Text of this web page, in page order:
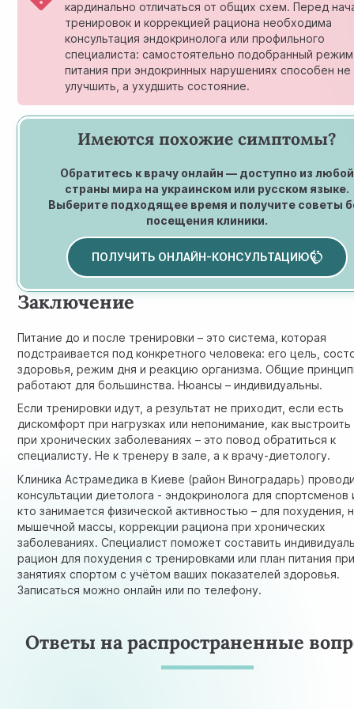
кардинально отличаться от общих схем. Перед
тренировок и коррекцией рациона необходима
консультация эндокринолога или профильного
специалиста: самостоятельно подобранный режим
питания при эндокринных нарушениях способен не
улучшить, а ухудшить состояние.
Имеются похожие симптомы?
Обратитесь к врачу онлайн — доступно из любой
страны мира на украинском или русском языке.
Выберите подходящее время и получите советы
посещения клиники.
ПОЛУЧИТЬ ОНЛАЙН-КОНСУЛЬТАЦИЮ
Заключение
Питание до и после тренировки – это система, которая
подстраивается под конкретного человека: его цель,
здоровья, режим дня и реакцию организма. Общие
работают для большинства. Нюансы – индивидуальны.
Если тренировки идут, а результат не приходит, если есть
дискомфорт при нагрузках или непонимание, как
при хронических заболеваниях – это повод обратиться к
специалисту. Не к тренеру в зале, а к врачу-диетологу.
Клиника Астрамедика в Киеве (район Виноградарь)
консультации диетолога - эндокринолога для спортсменов
кто занимается физической активностью – для похудения,
мышечной массы, коррекции рациона при хронических
заболеваниях. Специалист поможет составить
рацион для похудения с тренировками или план питания
занятиях спортом с учётом ваших показателей здоровья.
Записаться можно онлайн или по телефону.
Ответы на распространенные